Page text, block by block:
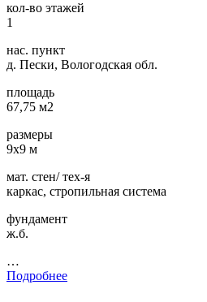
кол-во этажей
1
нас. пункт
д. Пески, Вологодская обл.
площадь
67,75 м2
размеры
9х9 м
мат. стен/ тех-я
каркас, стропильная система
фундамент
ж.б.
…
Подробнее